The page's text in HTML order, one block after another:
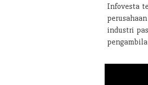
Infovesta
industri